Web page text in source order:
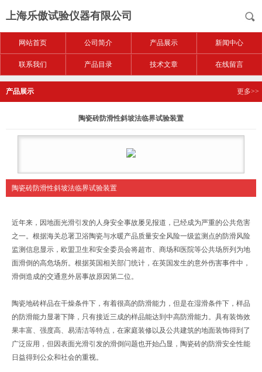
上海乐傲试验仪器有限公司
网站首页 公司简介 产品展示 新闻中心
联系我们 产品目录 技术文章 在线留言
产品展示 更多>>
陶瓷砖防滑性斜坡法临界试验装置
陶瓷砖防滑性斜坡法临界试验装置
近年来，因地面光滑引发的人身安全事故屡见报道，已经成为严重的公共危害
之一。根据海关总署卫浴陶瓷与水暖产品质量安全风险一级监测点的防滑风险
监测信息显示，欧盟卫生和安全委员会将超市、商场和医院等公共场所列为地
面滑倒的高危场所。根据英国相关部门统计，在英国发生的意外伤害事件中，
滑倒造成的交通意外居事故原因第二位。
陶瓷地砖样品在干燥条件下，有着很高的防滑能力，但是在湿滑条件下，样品
的防滑能力显著下降，只有接近三成的样品能达到中高防滑能力。具有装饰效
果丰富、强度高、易清洁等特点，在家庭装修以及公共建筑的地面装饰得到了
广泛应用，但因表面光滑引发的滑倒问题也开始凸显，陶瓷砖的防滑安全性能
日益得到公众和社会的重视。